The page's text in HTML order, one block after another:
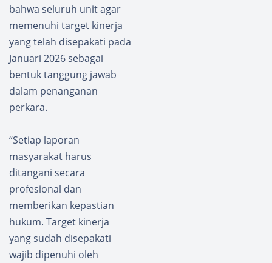
bahwa seluruh unit agar
memenuhi target kinerja
yang telah disepakati pada
Januari 2026 sebagai
bentuk tanggung jawab
dalam penanganan
perkara.
“Setiap laporan
masyarakat harus
ditangani secara
profesional dan
memberikan kepastian
hukum. Target kinerja
yang sudah disepakati
wajib dipenuhi oleh